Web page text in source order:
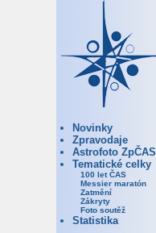
Novinky
Zpravodaje
Astrofoto ZpČAS
Tematické celky
100 let ČAS
Messier maratón
Zatmění
Zákryty
Foto soutěž
Statistika